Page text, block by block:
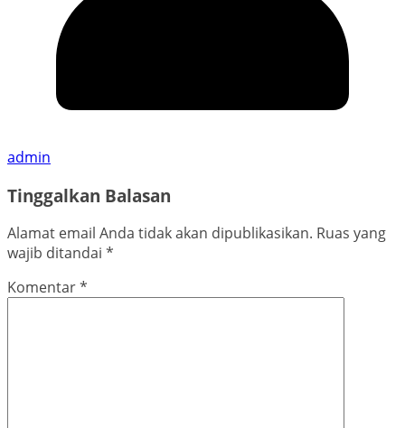
admin
Tinggalkan Balasan
Alamat email Anda tidak akan dipublikasikan. Ruas yang
wajib ditandai *
Komentar*